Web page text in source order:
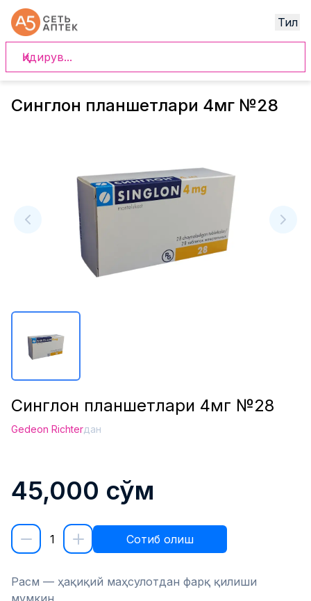
Тил
Синглон планшетлари 4мг №28
Синглон планшетлари 4мг №28
Gedeon Richterдан
45,000 сўм
1 Сотиб олиш
Расм — ҳақиқий маҳсулотдан фарқ қилиши